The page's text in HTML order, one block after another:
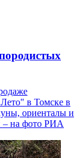
в Томске в
ориенталы и
– на фото РИА